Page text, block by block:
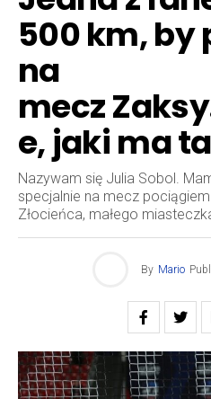
500 km, by
na
mecz
e, jaki ma
Nazywam się Julia Sobol.
specjalnie na mecz
Złocieńca, małego
By Mario